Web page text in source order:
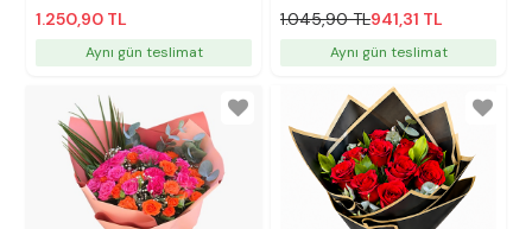
1.250,90 TL
Aynı gün teslimat
1.045,90 TL941,31 TL
Aynı gün teslimat